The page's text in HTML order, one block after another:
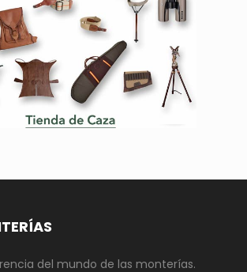
del mundo de las monterías.